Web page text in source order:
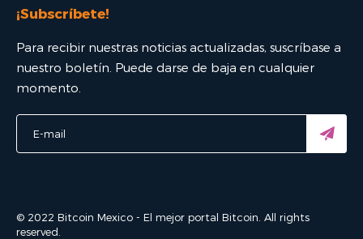
¡Subscríbete!
Para recibir nuestras noticias actualizadas, suscríbase a
nuestro boletín. Puede darse de baja en cualquier
momento.
© 2022 Bitcoin Mexico - El mejor portal Bitcoin. All rights
reserved.